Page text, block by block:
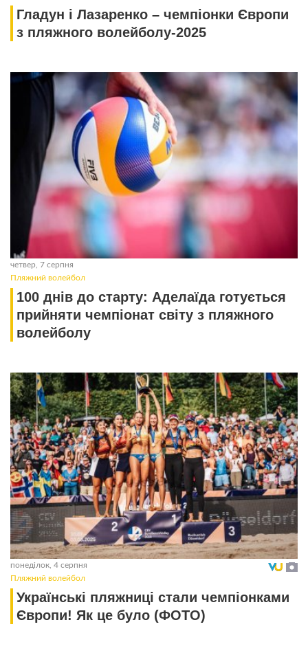
Гладун і Лазаренко – чемпіонки Європи
з пляжного волейболу-2025
четвер, 7 серпня
Пляжний волейбол
100 днів до старту: Аделаїда готується
прийняти чемпіонат світу з пляжного
волейболу
понеділок, 4 серпня
Пляжний волейбол
Українські пляжниці стали чемпіонками
Європи! Як це було (ФОТО)